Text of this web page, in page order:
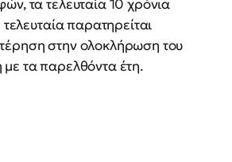
τα τελευταία 10 χρόνια
παρατηρείται
στην ολοκλήρωση του
τα παρελθόντα έτη.